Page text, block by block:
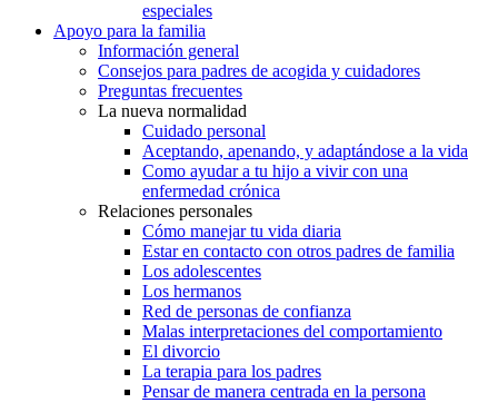
especiales
Apoyo para la familia
Información general
Consejos para padres de acogida y cuidadores
Preguntas frecuentes
La nueva normalidad
Cuidado personal
Aceptando, apenando, y adaptándose a la vida
Como ayudar a tu hijo a vivir con una
enfermedad crónica
Relaciones personales
Cómo manejar tu vida diaria
Estar en contacto con otros padres de familia
Los adolescentes
Los hermanos
Red de personas de confianza
Malas interpretaciones del comportamiento
El divorcio
La terapia para los padres
Pensar de manera centrada en la persona